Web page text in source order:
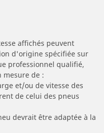
affichés peuvent
d'origine spécifiée sur
professionnel qualifié,
mesure de :
et/ou de vitesse des
de celui des pneus
devrait être adaptée à la